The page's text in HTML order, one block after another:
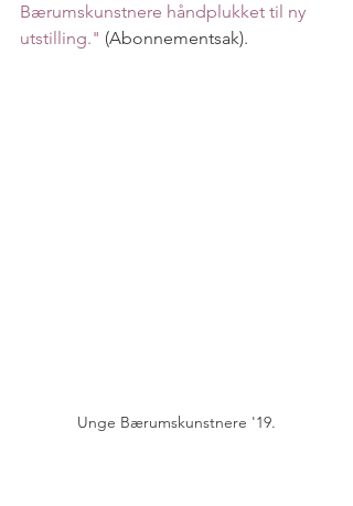
Bærumskunstnere håndplukket til ny
utstilling." (Abonnementsak).
Unge Bærumskunstnere '19.